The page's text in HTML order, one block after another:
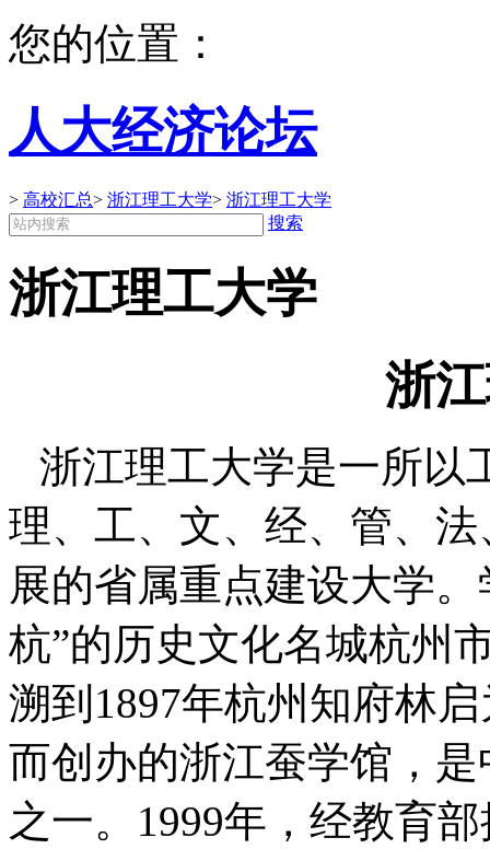
您的位置：
人大经济论坛
> 高校汇总> 浙江理工大学> 浙江理工大学
搜索
浙江理工大学
浙
浙江理工大学是一所以
理、工、文、经、管、
展的省属重点建设大学
杭”的历史文化名城杭州
溯到1897年杭州知府林
而创办的浙江蚕学馆，
之一。 1999年，经教育